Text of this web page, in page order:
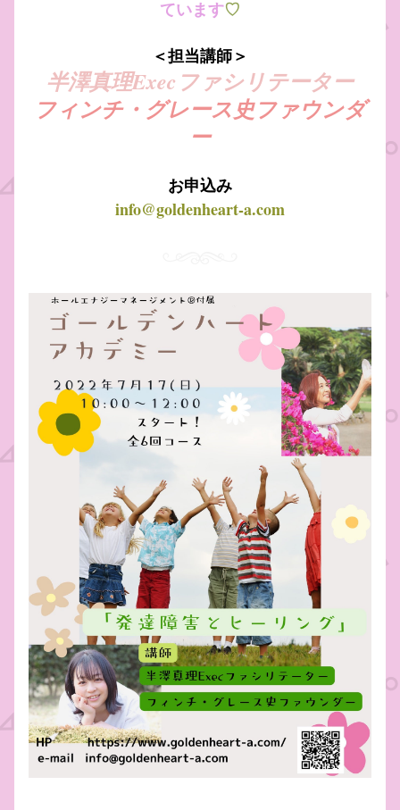
ています♡
＜担当講師＞
半澤真理Execファシリテーター
フィンチ・グレース史ファウンダ
ー
お申込み
info@goldenheart-a.com